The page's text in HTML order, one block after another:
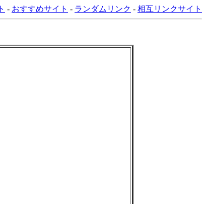
- おすすめサイト - ランダムリンク - 相互リンクサイト